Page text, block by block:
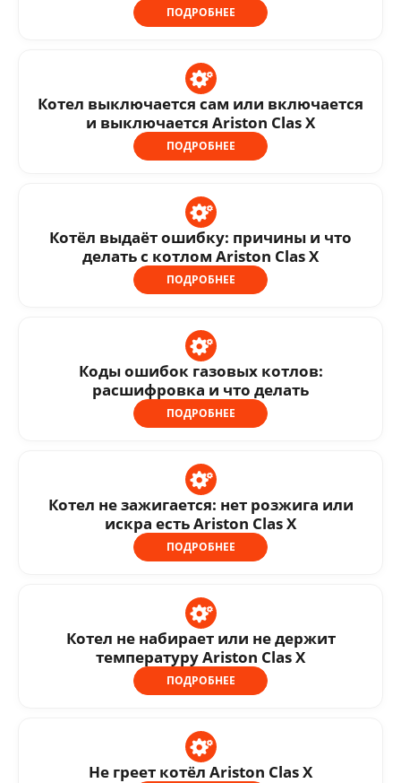
ПОДРОБНЕЕ
Котел выключается сам или включается
и выключается Ariston Clas X
ПОДРОБНЕЕ
Котёл выдаёт ошибку: причины и что
делать с котлом Ariston Clas X
ПОДРОБНЕЕ
Коды ошибок газовых котлов:
расшифровка и что делать
ПОДРОБНЕЕ
Котел не зажигается: нет розжига или
искра есть Ariston Clas X
ПОДРОБНЕЕ
Котел не набирает или не держит
температуру Ariston Clas X
ПОДРОБНЕЕ
Не греет котёл Ariston Clas X